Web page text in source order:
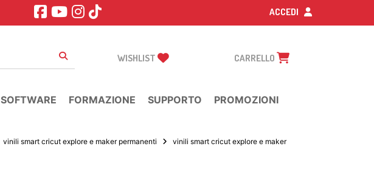
ACCEDI
WISHLIST CARRELLO
SOFTWARE FORMAZIONE SUPPORTO PROMOZIONI
vinili smart cricut explore e maker permanenti
vinili smart cricut explore e maker